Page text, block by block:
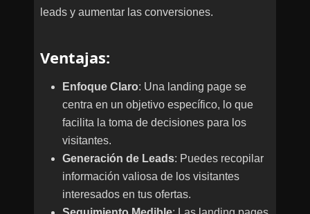
leads y aumentar las conversiones.
Ventajas:
Enfoque Claro: Una landing page se
centra en un objetivo específico, lo que
facilita la toma de decisiones para los
visitantes.
Generación de Leads: Puedes recopilar
información valiosa de los visitantes
interesados en tus ofertas.